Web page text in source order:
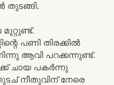
തുടങ്ങി.
പണി തിരക്കിൽ
ആവി പറക്കന്നുണ്ട്.
ചായ പകർന്നു
നീതുവിന് നേരെ